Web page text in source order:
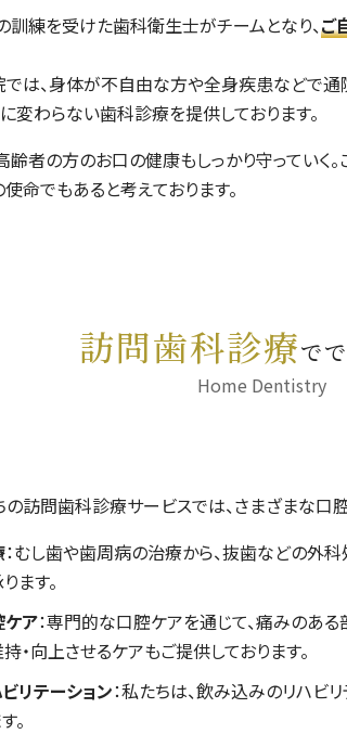
練を受けた歯科衛生士がチームとなり、ご
は、身体が不自由な方や全身疾患などで通
変わらない歯科診療を提供しております。
者の方のお口の健康もしっかり守っていく。
命でもあると考えております。
訪問歯科診療で
Home Dentistry
の訪問歯科診療サービスでは、さまざまな口
：むし歯や歯周病の治療から、抜歯などの外
ます。
ケア：専門的な口腔ケアを通じて、痛みのあ
・向上させるケアもご提供しております。
リテーション：私たちは、飲み込みのリハビ
。